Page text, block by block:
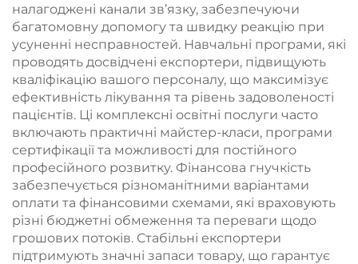
налагоджені канали зв’язку, забезпечуючи
багатомовну допомогу та швидку реакцію при
усуненні несправностей. Навчальні програми, які
проводять досвідчені експортери, підвищують
кваліфікацію вашого персоналу, що максимізує
ефективність лікування та рівень задоволеності
пацієнтів. Ці комплексні освітні послуги часто
включають практичні майстер-класи, програми
сертифікації та можливості для постійного
професійного розвитку. Фінансова гнучкість
забезпечується різноманітними варіантами
оплати та фінансовими схемами, які враховують
різні бюджетні обмеження та переваги щодо
грошових потоків. Стабільні експортери
підтримують значні запаси товару, що гарантує